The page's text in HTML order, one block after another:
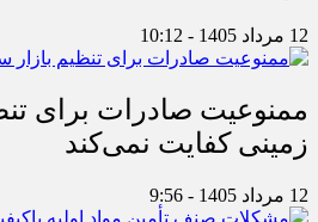
12 مرداد 1405 - 10:12
ممنوعیت صادرات برای
زمینی کفایت نمی‌کند
12 مرداد 1405 - 9:56